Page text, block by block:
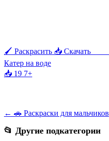
🖌 Раскрасить 📥 Скачать
Катер на воде
📥 19 7+
← 🚗 Раскраски для мальчиков
📂 Другие подкатегории